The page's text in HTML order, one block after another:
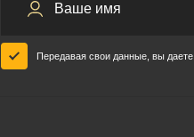
Передавая свои данные, вы даете